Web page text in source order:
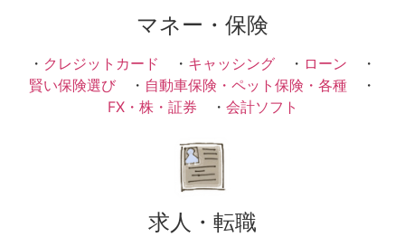
マネー・保険
・ クレジットカード ・ キャッシング ・ ローン ・
賢い保険選び ・ 自動車保険・ペット保険・各種 ・
FX・株・証券 ・ 会計ソフト
求人・転職